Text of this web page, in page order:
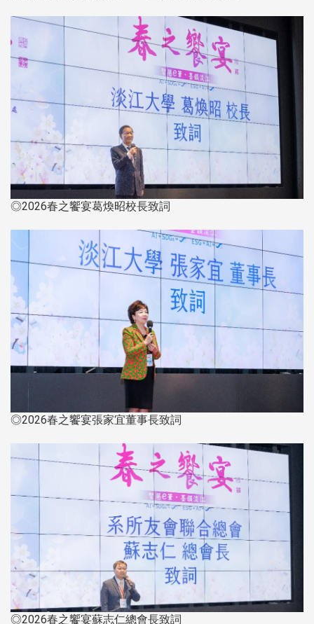
◎2026春之饗宴葛煥昭校長致詞
◎2026春之饗宴張家宜董事長致詞
◎2026春之饗宴蘇志仁總會長致詞